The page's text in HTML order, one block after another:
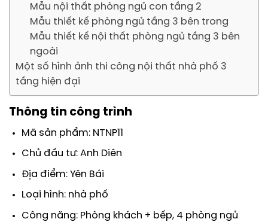
Mẫu nội thất phòng ngủ con tầng 2
Mẫu thiết kế phòng ngủ tầng 3 bên trong
Mẫu thiết kế nội thất phòng ngủ tầng 3 bên
ngoài
Một số hình ảnh thi công nội thất nhà phố 3
tầng hiện đại
Thông tin công trình
Mã sản phẩm: NTNP11
Chủ đầu tư: Anh Diên
Địa điểm: Yên Bái
Loại hình: nhà phố
Công năng: Phòng khách + bếp, 4 phòng ngủ